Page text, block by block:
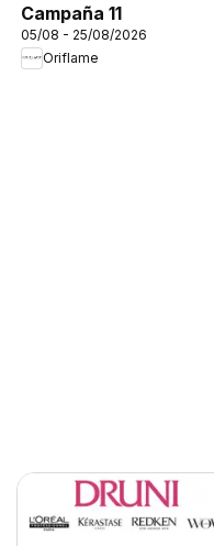
Campaña 11
05/08 - 25/08/2026
Oriflame